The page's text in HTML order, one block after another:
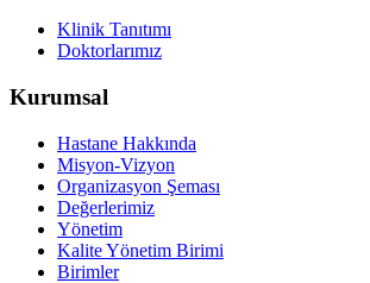
Klinik Tanıtımı
Doktorlarımız
Kurumsal
Hastane Hakkında
Misyon-Vizyon
Organizasyon Şeması
Değerlerimiz
Yönetim
Kalite Yönetim Birimi
Birimler